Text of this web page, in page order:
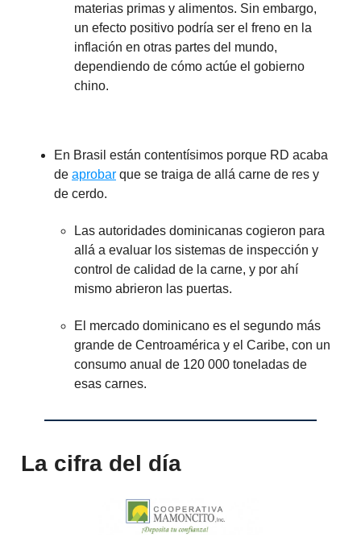
materias primas y alimentos. Sin embargo,
un efecto positivo podría ser el freno en la
inflación en otras partes del mundo,
dependiendo de cómo actúe el gobierno
chino.
En Brasil están contentísimos porque RD acaba
de aprobar que se traiga de allá carne de res y
de cerdo.
Las autoridades dominicanas cogieron para
allá a evaluar los sistemas de inspección y
control de calidad de la carne, y por ahí
mismo abrieron las puertas.
El mercado dominicano es el segundo más
grande de Centroamérica y el Caribe, con un
consumo anual de 120 000 toneladas de
esas carnes.
La cifra del día